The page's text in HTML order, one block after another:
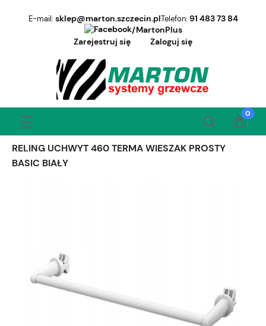
E-mail: sklep@marton.szczecin.plTelefon: 91 483 73 84
/MartonPlus
Zarejestruj się
Zaloguj się
RELING UCHWYT 460 TERMA WIESZAK PROSTY
BASIC BIAŁY